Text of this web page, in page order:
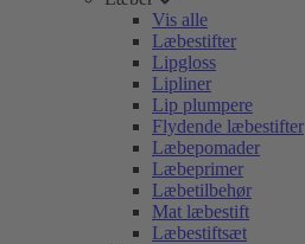
Vis alle
Læbestifter
Lipgloss
Lipliner
Lip plumpere
Flydende læbestifter
Læbepomader
Læbeprimer
Læbetilbehør
Mat læbestift
Læbestiftsæt